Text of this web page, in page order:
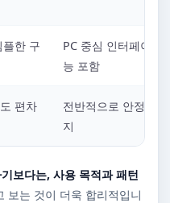
한 구
PC 중심 인터페이스,
능 포함
편차
전반적으로 안정적
지
보다는, 사용 목적과 패턴
보는 것이 더욱 합리적입니